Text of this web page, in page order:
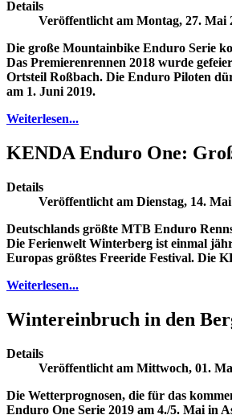
Details
Veröffentlicht am Montag, 27. Mai
Die große Mountainbike Enduro Serie
Das Premierenrennen 2018 wurde
Ortsteil Roßbach. Die Enduro Piloten
am 1. Juni 2019.
Weiterlesen...
KENDA Enduro One:
Details
Veröffentlicht am Dienstag, 14. Mai
Deutschlands größte MTB Enduro
Die Ferienwelt Winterberg ist einmal
Europas größtes Freeride Festival. Die
Weiterlesen...
Wintereinbruch in den
Details
Veröffentlicht am Mittwoch, 01.
Die Wetterprognosen, die für das
Enduro One Serie 2019 am 4./5. Mai in